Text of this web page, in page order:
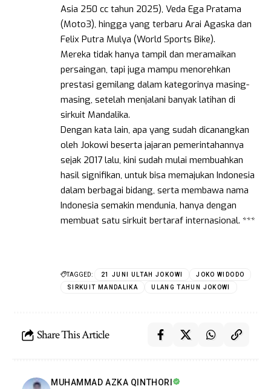
Asia 250 cc tahun 2025), Veda Ega Pratama
(Moto3), hingga yang terbaru Arai Agaska dan
Felix Putra Mulya (World Sports Bike).
Mereka tidak hanya tampil dan meramaikan
persaingan, tapi juga mampu menorehkan
prestasi gemilang dalam kategorinya masing-
masing, setelah menjalani banyak latihan di
sirkuit Mandalika.
Dengan kata lain, apa yang sudah dicanangkan
oleh Jokowi beserta jajaran pemerintahannya
sejak 2017 lalu, kini sudah mulai membuahkan
hasil signifikan, untuk bisa memajukan Indonesia
dalam berbagai bidang, serta membawa nama
Indonesia semakin mendunia, hanya dengan
membuat satu sirkuit bertaraf internasional. ***
TAGGED: 21 JUNI ULTAH JOKOWI
JOKO WIDODO
SIRKUIT MANDALIKA
ULANG TAHUN JOKOWI
Share This Article
MUHAMMAD AZKA QINTHORI